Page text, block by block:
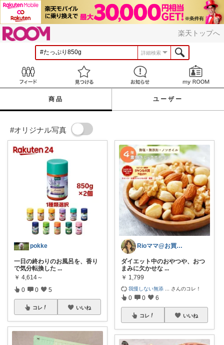
楽天トップへ
詳細検索
見つける お知らせ
商品 ユーザー
#オリジナル写真
pokke
一日の終わりのお風呂を、香り
で気分転換した ...
￥ 4,614～
0 0 5
コレ いいね
Rioママ@お買い物マラソン開催中❣️
ダイエット中のおやつや、おつ
まみに欠かせな ...
￥ 1,799
我慢しない無添 さんのコレ！
0 0 6
コレ いいね